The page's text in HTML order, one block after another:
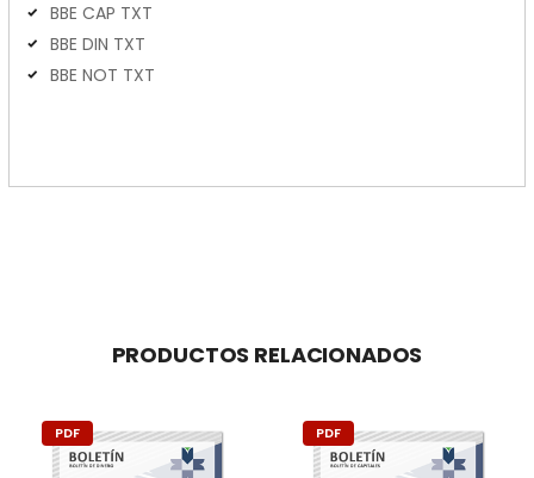
BBE CAP TXT
BBE DIN TXT
BBE NOT TXT
PRODUCTOS RELACIONADOS
PDF PDF